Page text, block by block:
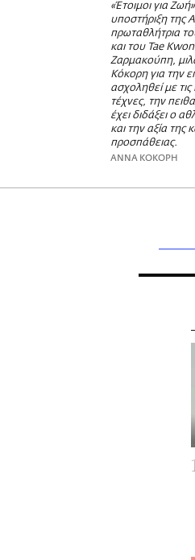
«Έτοιμοι για
υποστήριξη της
πρωταθλήτρια
και του Tae
Ζαρμακούπη,
Κόκορη για την
ασχοληθεί με τις
τέχνες, την
έχει διδάξει ο
και την αξία της
προσπάθειας.
ΑΝΝΑ ΚΟΚΟΡΗ